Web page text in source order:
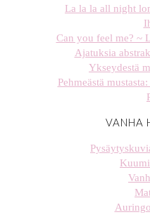
La la la all night
Can you feel me? ~
Ajatuksia
Ykseydestä
Pehmeästä
VANHA